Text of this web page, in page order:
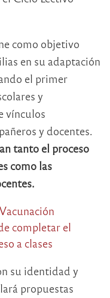
como objetivo
en su adaptación
el primer
y
vínculos
y docentes.
tanto el proceso
como las
Vacunación
completar el
a clases
su identidad y
propuestas